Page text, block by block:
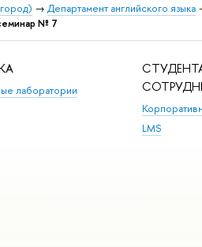
→ Департамент английского языка
№ 7
лаборатории
LMS